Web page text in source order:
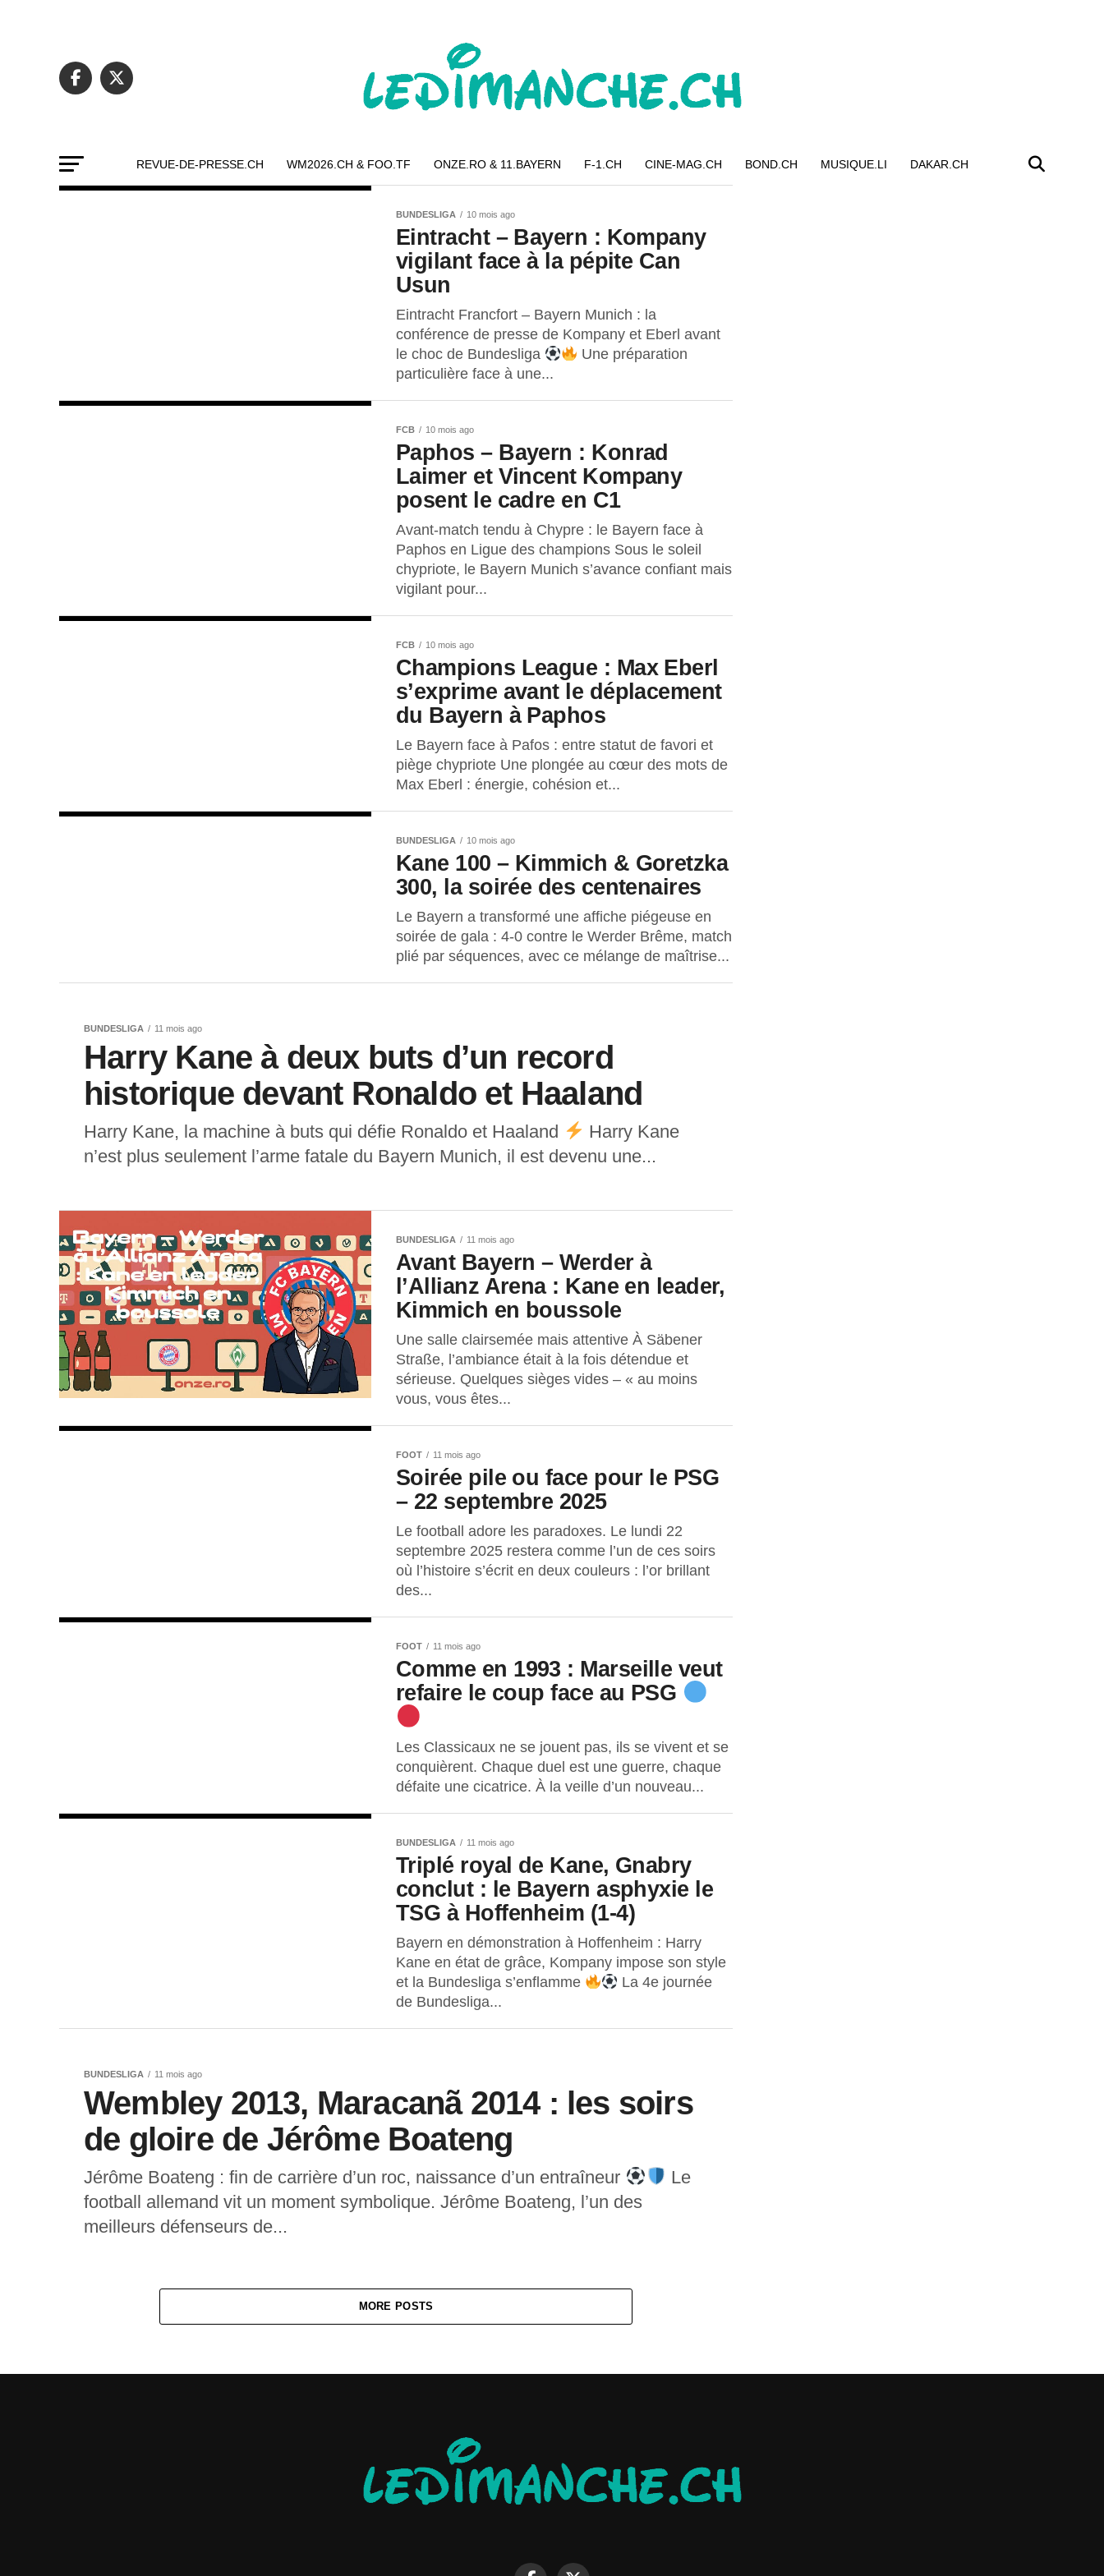
REVUE-DE-PRESSE.CH WM2026.CH & FOO.TF ONZE.RO & 11.BAYERN F-1.CH CINE-MAG.CH BOND.CH MUSIQUE.LI DAKAR.CH
BUNDESLIGA 10 mois ago
Eintracht – Bayern : Kompany
vigilant face à la pépite Can
Usun
Eintracht Francfort – Bayern Munich : la
conférence de presse de Kompany et Eberl avant
le choc de Bundesliga
Une préparation
particulière face à une...
FCB 10 mois ago
Paphos – Bayern : Konrad
Laimer et Vincent Kompany
posent le cadre en C1
Avant-match tendu à Chypre : le Bayern face à
Paphos en Ligue des champions Sous le soleil
chypriote, le Bayern Munich s’avance confiant mais
vigilant pour...
FCB 10 mois ago
Champions League : Max Eberl
s’exprime avant le déplacement
du Bayern à Paphos
Le Bayern face à Pafos : entre statut de favori et
piège chypriote Une plongée au cœur des mots de
Max Eberl : énergie, cohésion et...
BUNDESLIGA 10 mois ago
Kane 100 – Kimmich & Goretzka
300, la soirée des centenaires
Le Bayern a transformé une affiche piégeuse en
soirée de gala : 4-0 contre le Werder Brême, match
plié par séquences, avec ce mélange de maîtrise...
BUNDESLIGA 11 mois ago
Harry Kane à deux buts d’un record
historique devant Ronaldo et Haaland
Harry Kane, la machine à buts qui défie Ronaldo et Haaland
Harry Kane
n’est plus seulement l’arme fatale du Bayern Munich, il est devenu une...
BUNDESLIGA 11 mois ago
Avant Bayern – Werder à
l’Allianz Arena : Kane en leader,
Kimmich en boussole
Une salle clairsemée mais attentive À Säbener
Straße, l’ambiance était à la fois détendue et
sérieuse. Quelques sièges vides – « au moins
vous, vous êtes...
FOOT 11 mois ago
Soirée pile ou face pour le PSG
– 22 septembre 2025
Le football adore les paradoxes. Le lundi 22
septembre 2025 restera comme l’un de ces soirs
où l’histoire s’écrit en deux couleurs : l’or brillant
des...
FOOT 11 mois ago
Comme en 1993 : Marseille veut
refaire le coup face au PSG
Les Classicaux ne se jouent pas, ils se vivent et se
conquièrent. Chaque duel est une guerre, chaque
défaite une cicatrice. À la veille d’un nouveau...
BUNDESLIGA 11 mois ago
Triplé royal de Kane, Gnabry
conclut : le Bayern asphyxie le
TSG à Hoffenheim (1-4)
Bayern en démonstration à Hoffenheim : Harry
Kane en état de grâce, Kompany impose son style
et la Bundesliga s’enflamme
La 4e journée
de Bundesliga...
BUNDESLIGA 11 mois ago
Wembley 2013, Maracanã 2014 : les soirs
de gloire de Jérôme Boateng
Jérôme Boateng : fin de carrière d’un roc, naissance d’un entraîneur
Le
football allemand vit un moment symbolique. Jérôme Boateng, l’un des
meilleurs défenseurs de...
MORE POSTS